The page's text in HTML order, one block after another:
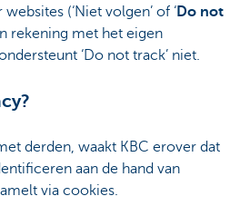
(‘Niet volgen’ of ‘Do not
rekening met het eigen
‘Do not track’ niet.
derden, waakt KBC erover dat
aan de hand van
via cookies.